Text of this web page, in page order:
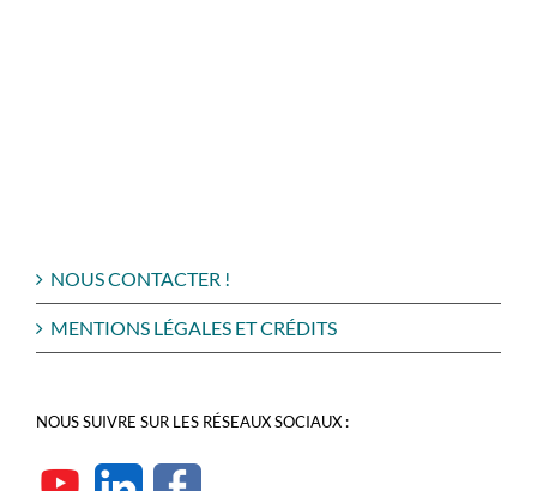
NOUS CONTACTER !
MENTIONS LÉGALES ET CRÉDITS
NOUS SUIVRE SUR LES RÉSEAUX SOCIAUX :